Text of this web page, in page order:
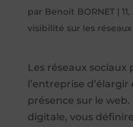
par Benoit BORNET|
visibilité sur les réseaux
Les réseaux
l’entreprise
présence sur le
digitale, vous